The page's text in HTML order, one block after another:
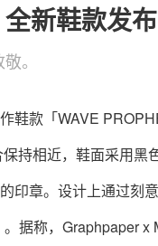
新鞋款发布
。
鞋款「WAVE
持相近，鞋面采用
印章。设计上通过刻
据称，Graphpaper